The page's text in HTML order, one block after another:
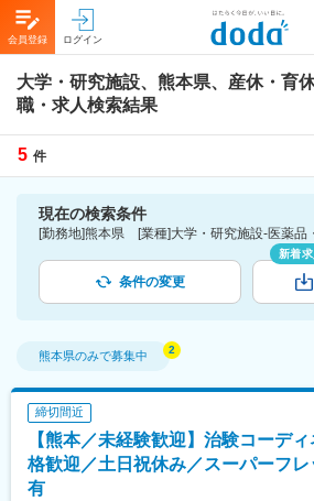
会員登録 ログイン
大学・研究施設、熊本県、産休・育
職・求人検索結果
5 件
現在の検索条件
条件の変更
新着
熊本県のみで募集中
締切間近
【熊本／未経験歓迎】治験コーデ
格歓迎／土日祝休み／スーパーフ
有